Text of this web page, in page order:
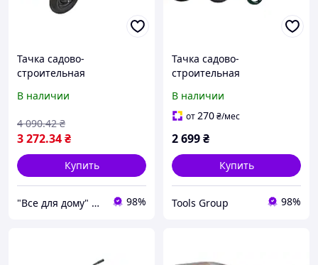
Тачка садово-
строительная
Mastertool 79-9849
В наличии
3 272.34₴
4 090.42 ₴
Купить
"Все для дому" мережа будівельно-господарських магазинів 98%
Тачка садово-
строительная
двухколесная 85 л/200 кг
колесо пневматическое с
втулка 79-9849
В наличии
от270₴/мес
2 699₴
Купить
Tools Group 98%